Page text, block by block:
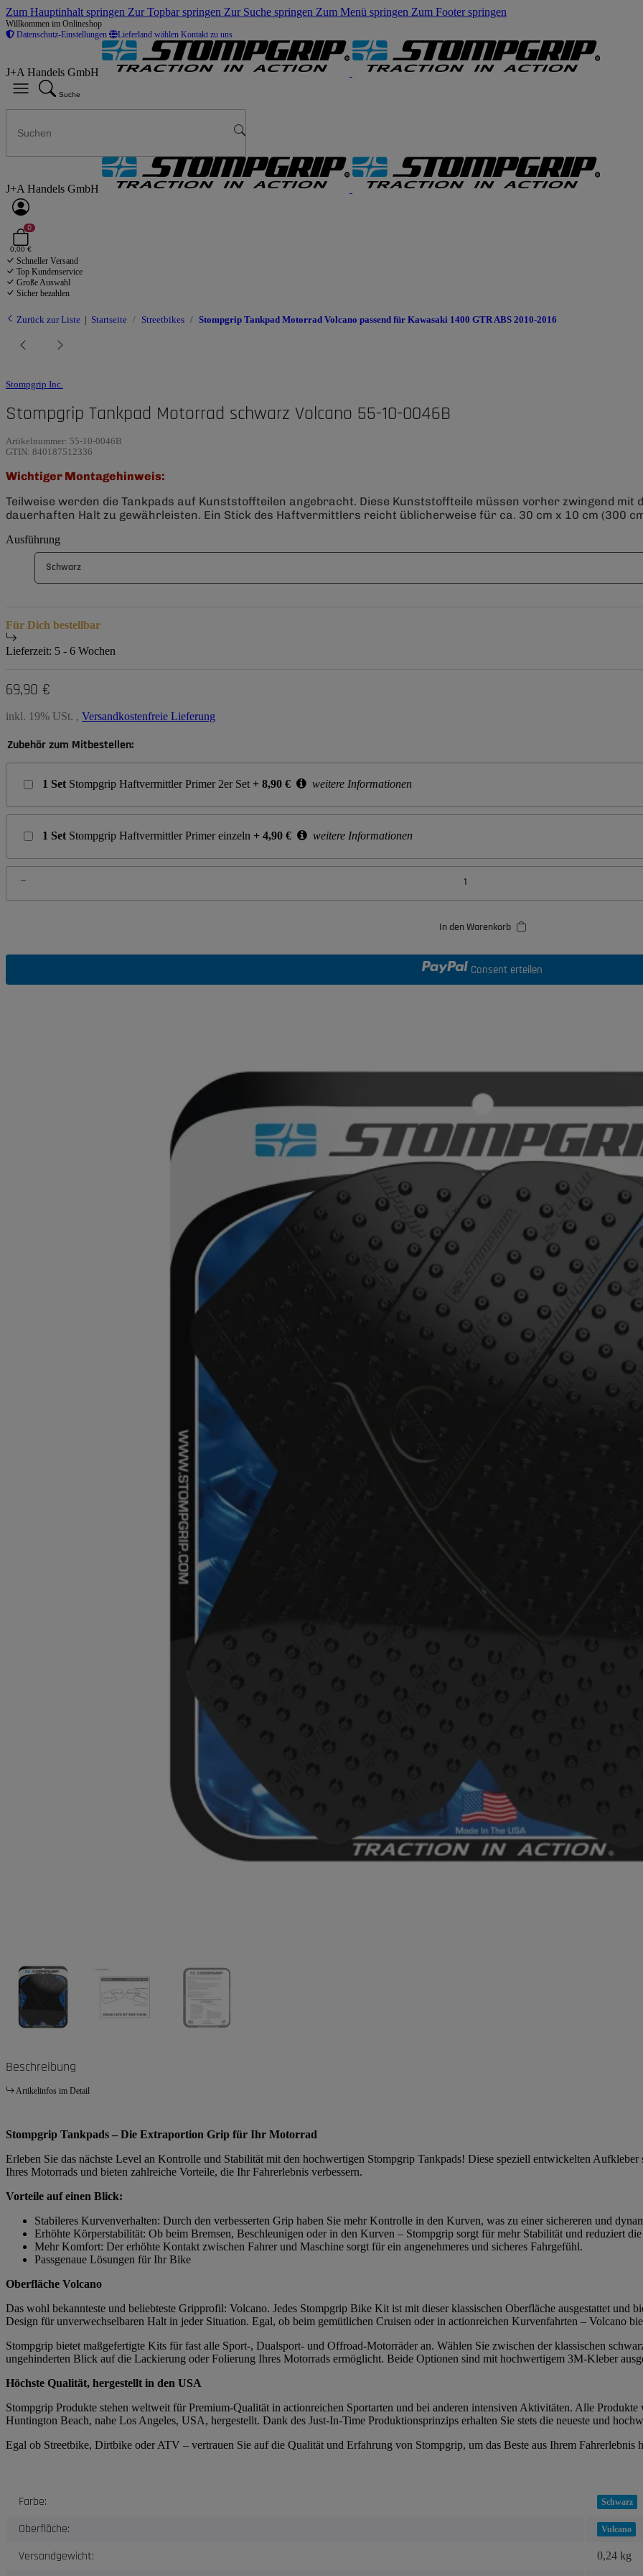
Zum Hauptinhalt springen Zur Topbar springen Zur Suche springen Zum Menü springen Zum Footer springen
Willkommen im Onlineshop
Datenschutz-Einstellungen
Lieferland wählen Kontakt zu uns
J+A Handels GmbH
Suche
J+A Handels GmbH
0
0,00 €
Schneller Versand
Top Kundenservice
Große Auswahl
Sicher bezahlen
Zurück zur Liste Startseite Streetbikes Stompgrip Tankpad Motorrad Volcano passend für Kawasaki 1400 GTR ABS 2010-2016
Stompgrip Inc.
Stompgrip Tankpad Motorrad schwarz Volcano 55-10-0046B
Artikelnummer: 55-10-0046B
GTIN: 840187512336
Wichtiger Montagehinweis:
Teilweise werden die Tankpads auf Kunststoffteilen angebracht. Diese Kunststoffteile müssen vorher zwingend
dauerhaften Halt zu gewährleisten. Ein Stick des Haftvermittlers reicht üblicherweise für ca. 30 cm x 10 cm (300
Ausführung
Schwarz
Für Dich bestellbar
Lieferzeit: 5 - 6 Wochen
69,90 €
inkl. 19% USt. , Versandkostenfreie Lieferung
Zubehör zum Mitbestellen:
1 Set Stompgrip Haftvermittler Primer 2er Set + 8,90 € weitere Informationen
1 Set Stompgrip Haftvermittler Primer einzeln + 4,90 € weitere Informationen
In den Warenkorb
Consent erteilen
Beschreibung
Artikelinfos im Detail
Stompgrip Tankpads – Die Extraportion Grip für Ihr Motorrad
Erleben Sie das nächste Level an Kontrolle und Stabilität mit den hochwertigen Stompgrip Tankpads! Diese speziell entwickelten
Ihres Motorrads und bieten zahlreiche Vorteile, die Ihr Fahrerlebnis verbessern.
Vorteile auf einen Blick:
Stabileres Kurvenverhalten: Durch den verbesserten Grip haben Sie mehr Kontrolle in den Kurven, was zu einer sichereren und
Erhöhte Körperstabilität: Ob beim Bremsen, Beschleunigen oder in den Kurven – Stompgrip sorgt für mehr Stabilität und reduziert
Mehr Komfort: Der erhöhte Kontakt zwischen Fahrer und Maschine sorgt für ein angenehmeres und sicheres Fahrgefühl.
Passgenaue Lösungen für Ihr Bike
Oberfläche Volcano
Das wohl bekannteste und beliebteste Gripprofil: Volcano. Jedes Stompgrip Bike Kit ist mit dieser klassischen Oberfläche ausgestattet und
Design für unverwechselbaren Halt in jeder Situation. Egal, ob beim gemütlichen Cruisen oder in actionreichen Kurvenfahrten – Volcano
Stompgrip bietet maßgefertigte Kits für fast alle Sport-, Dualsport- und Offroad-Motorräder an. Wählen Sie zwischen der klassischen
ungehinderten Blick auf die Lackierung oder Folierung Ihres Motorrads ermöglicht. Beide Optionen sind mit hochwertigem 3M-Kleber
Höchste Qualität, hergestellt in den USA
Stompgrip Produkte stehen weltweit für Premium-Qualität in actionreichen Sportarten und bei anderen intensiven Aktivitäten. Alle
Huntington Beach, nahe Los Angeles, USA, hergestellt. Dank des Just-In-Time Produktionsprinzips erhalten Sie stets die neueste und
Egal ob Streetbike, Dirtbike oder ATV – vertrauen Sie auf die Qualität und Erfahrung von Stompgrip, um das Beste aus Ihrem Fahrerlebnis
Produkteigenschaft
Wert
Farbe: Schwarz
Oberfläche: Vulcano
Versandgewicht: 0,24 kg